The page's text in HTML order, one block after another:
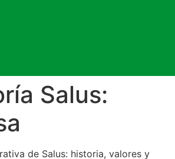
Salus:
de Salus: historia, valores y